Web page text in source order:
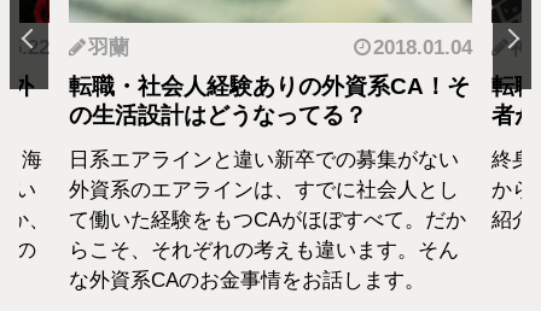
外
海
い
、
の
羽蘭 2018.01.04
転職・社会人経験ありの外資系CA！そ
の生活設計はどうなってる？
日系エアラインと違い新卒での募集がない
外資系のエアラインは、すでに社会人とし
て働いた経験をもつCAがほぼすべて。だか
らこそ、それぞれの考えも違います。そん
な外資系CAのお金事情をお話します。
神
転
者
終身
から
紹介